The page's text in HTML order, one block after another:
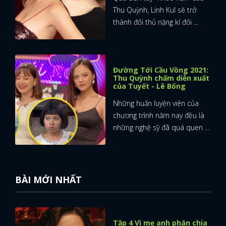
Thu Quỳnh, Linh Kul sẽ trở
thành đối thủ nặng kí đối ...
Đường Tới Cầu Vồng 2021:
Thu Quỳnh chấm diễn xuất
của Tuyết - Lê Bống
Những huấn luyện viên của
chương trình năm nay đều là
những nghệ sỹ đã quá quen ...
BÀI MỚI NHẤT
Tập 4 Vì mẹ anh phán chia